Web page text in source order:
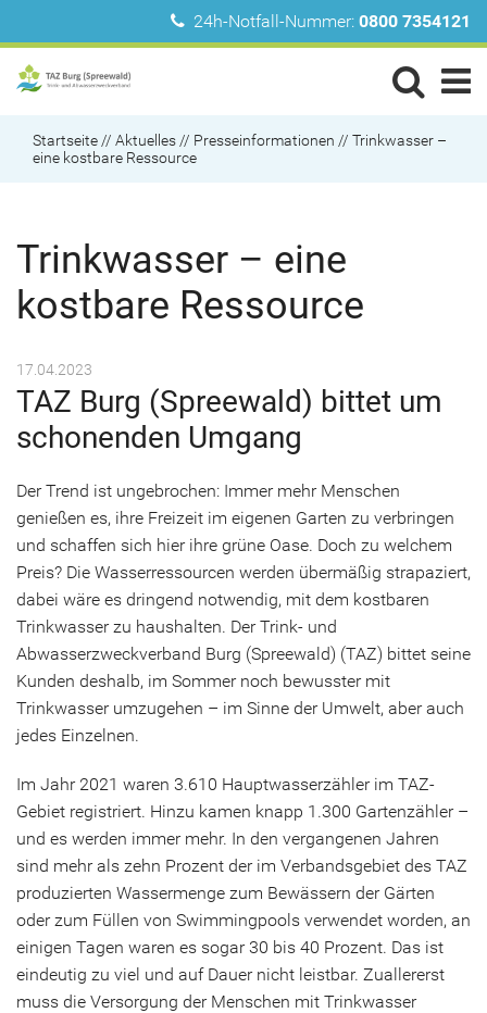
24h-Notfall-Nummer: 0800 7354121
Startseite // Aktuelles // Presseinformationen // Trinkwasser –
eine kostbare Ressource
Trinkwasser – eine
kostbare Ressource
17.04.2023
TAZ Burg (Spreewald) bittet um
schonenden Umgang
Der Trend ist ungebrochen: Immer mehr Menschen
genießen es, ihre Freizeit im eigenen Garten zu verbringen
und schaffen sich hier ihre grüne Oase. Doch zu welchem
Preis? Die Wasserressourcen werden übermäßig strapaziert,
dabei wäre es dringend notwendig, mit dem kostbaren
Trinkwasser zu haushalten. Der Trink- und
Abwasserzweckverband Burg (Spreewald) (TAZ) bittet seine
Kunden deshalb, im Sommer noch bewusster mit
Trinkwasser umzugehen – im Sinne der Umwelt, aber auch
jedes Einzelnen.
Im Jahr 2021 waren 3.610 Hauptwasserzähler im TAZ-
Gebiet registriert. Hinzu kamen knapp 1.300 Gartenzähler –
und es werden immer mehr. In den vergangenen Jahren
sind mehr als zehn Prozent der im Verbandsgebiet des TAZ
produzierten Wassermenge zum Bewässern der Gärten
oder zum Füllen von Swimmingpools verwendet worden, an
einigen Tagen waren es sogar 30 bis 40 Prozent. Das ist
eindeutig zu viel und auf Dauer nicht leistbar. Zuallererst
muss die Versorgung der Menschen mit Trinkwasser